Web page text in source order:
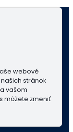
webové
stránok
vašom
môžete zmeniť